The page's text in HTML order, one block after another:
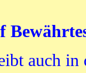
auch in